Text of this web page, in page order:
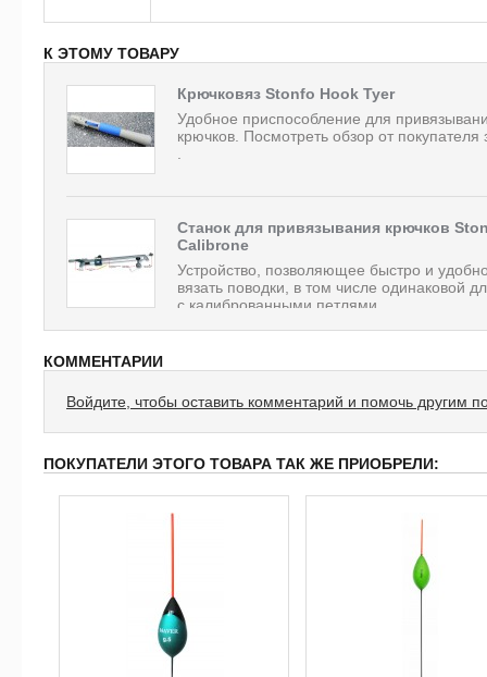
К ЭТОМУ ТОВАРУ
Крючковяз Stonfo Hook Tyer
Удобное приспособление для
крючков. Посмотреть обзор от покупателя
Станок для привязывания крючков
Calibrone
Устройство, позволяющее быстро и
вязать поводки, в том числе одинаковой
с калиброванными петлями....
КОММЕНТАРИИ
Войдите, чтобы оставить комментарий и помочь другим
ПОКУПАТЕЛИ ЭТОГО ТОВАРА ТАК ЖЕ ПРИОБРЕЛИ: